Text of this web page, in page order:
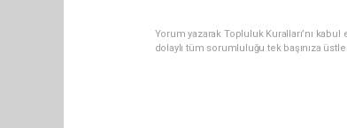
Yorum yazarak Topluluk Kuralları’nı
dolaylı tüm sorumluluğu tek başınıza